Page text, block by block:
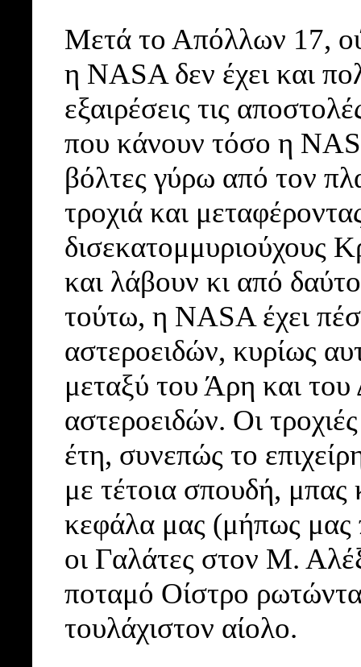
Μετά το Απόλλων 17,
η NASA δεν έχει και
εξαιρέσεις τις
που κάνουν τόσο η
βόλτες γύρω από τον
τροχιά και
δισεκατομμυριούχους
και λάβουν κι από
τούτω, η NASA έχει
αστεροειδών, κυρίως
μεταξύ του Άρη και
αστεροειδών. Οι
έτη, συνεπώς το
με τέτοια σπουδή, μπας
κεφάλα μας (μήπως μας
οι Γαλάτες στον Μ.
ποταμό Οίστρο
τουλάχιστον αίολο.